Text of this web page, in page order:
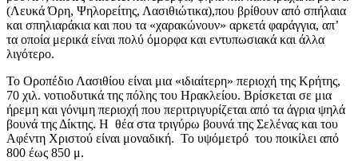
(Λευκά Όρη, Ψηλορείτης, Λασιθιώτικα),που βρίθουν από σπήλαια
και σπηλιαράκια και που τα «χαρακώνουν» αρκετά φαράγγια, απ’
τα οποία μερικά είναι πολύ όμορφα και εντυπωσιακά και άλλα
λιγότερο.
Το Οροπέδιο Λασιθίου είναι μια «ιδιαίτερη» περιοχή της Κρήτης,
70 χιλ. νοτιοδυτικά της πόλης του Ηρακλείου. Βρίσκεται σε μια
ήρεμη και γόνιμη περιοχή που περιτριγυρίζεται από τα άγρια ψηλά
βουνά της Δίκτης. Η θέα στα τριγύρω βουνά της Σελένας και του
Αφέντη Χριστού είναι μοναδική. Το υψόμετρό του ποικίλει από
800 έως 850 μ.